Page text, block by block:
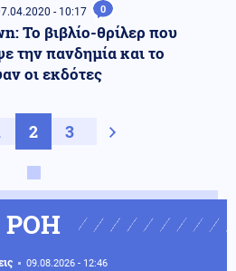
- 10:17 0
To βιβλίο-θρίλερ που
την πανδημία και το
οι εκδότες
σελίδα
2 3 Next page
ΡΟΗ
09.08.2026 - 12:46